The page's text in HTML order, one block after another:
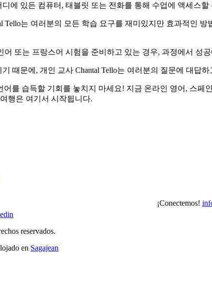
디에 있든 컴퓨터, 태블릿 또는 전화를 통해 수업에 액세스할
Tello는 여러분의 모든 학습 요구를 재미있지만 효과적인
어 또는 프랑스어 시험을 준비하고 있는 경우, 과정에서 성
때문에, 개인 교사 Chantal Tello는 여러분의 질문에 대답
를 습득할 기회를 놓치지 마세요! 지금 온라인 영어, 스
행은 여기서 시작됩니다.
¡Conectemos!
reservados.
en Sagajean